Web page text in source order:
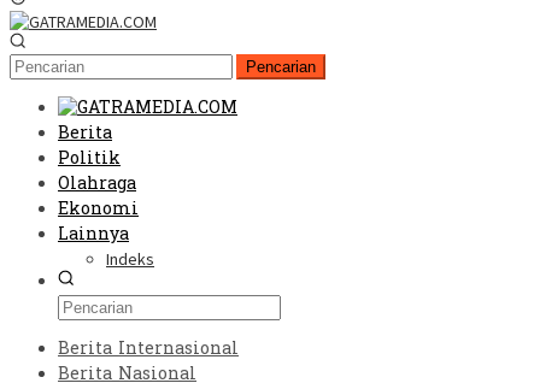
Pencarian
Berita
Politik
Olahraga
Ekonomi
Lainnya
Indeks
Berita Internasional
Berita Nasional